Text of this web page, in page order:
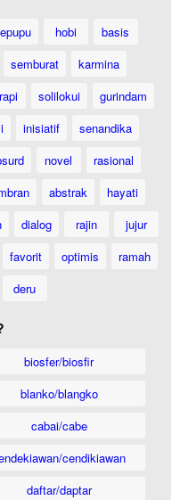
hobi
basis
semburat
karmina
solilokui
gurindam
inisiatif
senandika
novel
rasional
abstrak
hayati
dialog rajin
jujur
favorit optimis
ramah
deru
biosfer/biosfir
blanko/blangko
cabai/cabe
cendikiawan
daftar/daptar